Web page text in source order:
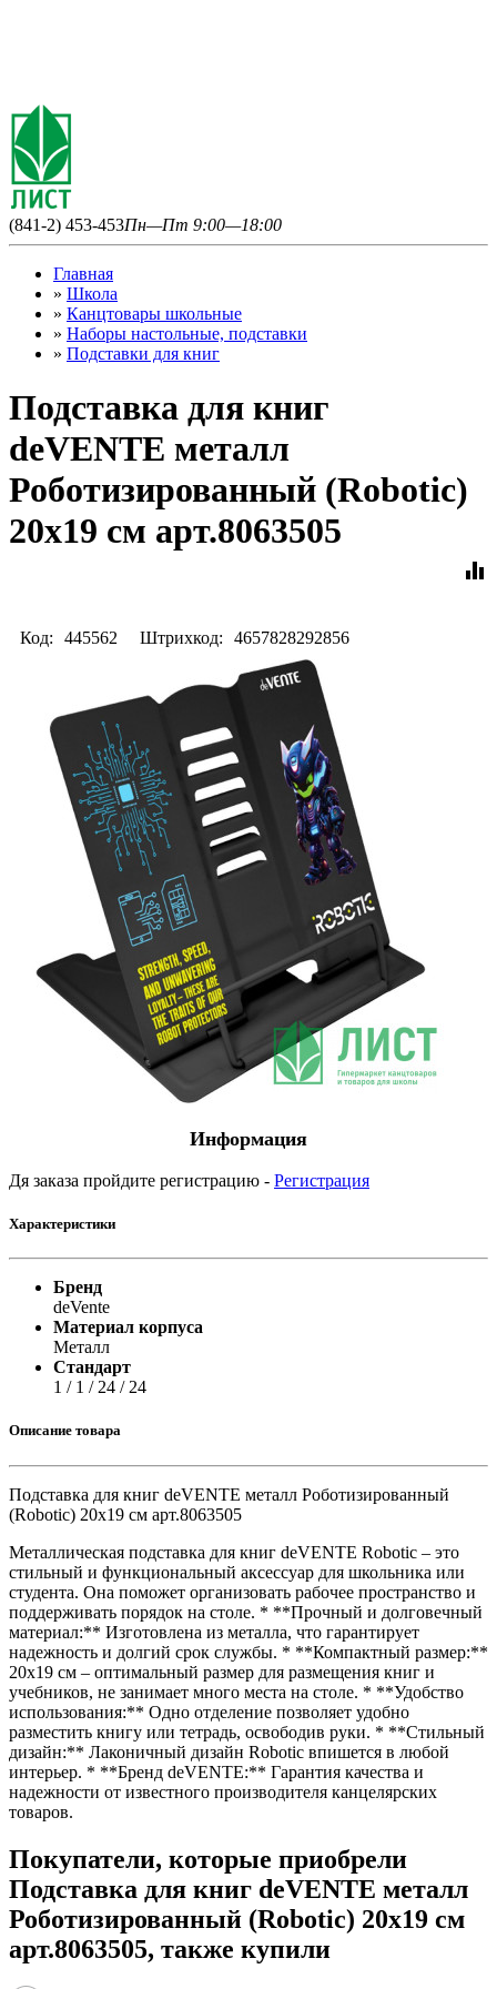
(841-2) 453-453Пн—Пт 9:00—18:00
Главная
» Школа
» Канцтовары школьные
» Наборы настольные, подставки
» Подставки для книг
Подставка для книг
deVENTE металл
Роботизированный (Robotic)
20x19 см арт.8063505
equalizer
Код: 445562 Штрихкод: 4657828292856
Информация
Дя заказа пройдите регистрацию - Регистрация
Характеристики
Бренд
deVente
Материал корпуса
Металл
Стандарт
1 / 1 / 24 / 24
Описание товара
Подставка для книг deVENTE металл Роботизированный
(Robotic) 20x19 см арт.8063505
Металлическая подставка для книг deVENTE Robotic – это
стильный и функциональный аксессуар для школьника или
студента. Она поможет организовать рабочее пространство и
поддерживать порядок на столе. * **Прочный и долговечный
материал:** Изготовлена из металла, что гарантирует
надежность и долгий срок службы. * **Компактный размер:**
20x19 см – оптимальный размер для размещения книг и
учебников, не занимает много места на столе. * **Удобство
использования:** Одно отделение позволяет удобно
разместить книгу или тетрадь, освободив руки. * **Стильный
дизайн:** Лаконичный дизайн Robotic впишется в любой
интерьер. * **Бренд deVENTE:** Гарантия качества и
надежности от известного производителя канцелярских
товаров.
Покупатели, которые приобрели
Подставка для книг deVENTE металл
Роботизированный (Robotic) 20x19 см
арт.8063505, также купили